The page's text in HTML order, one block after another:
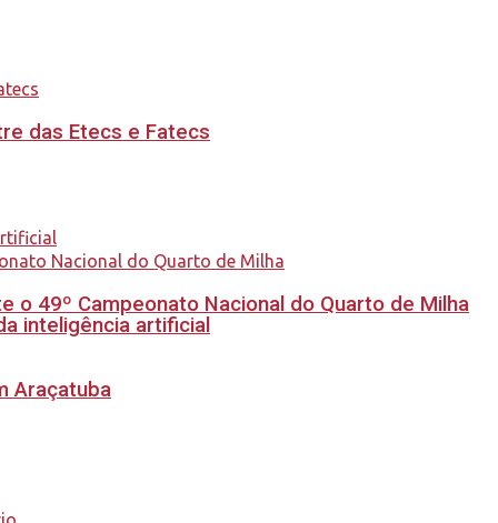
inteligência artificial
das Etecs e Fatecs
o 49º Campeonato Nacional do Quarto de Milha
Araçatuba